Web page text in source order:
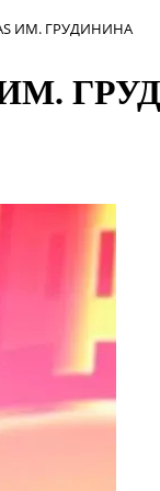
ИМ. ГРУДИНИНА
ИМ.